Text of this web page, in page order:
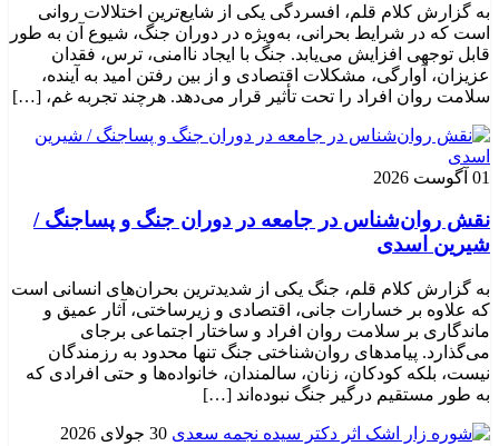
به گزارش کلام قلم، افسردگی یکی از شایع‌ترین اختلالات روانی
است که در شرایط بحرانی، به‌ویژه در دوران جنگ، شیوع آن به طور
قابل توجهی افزایش می‌یابد. جنگ با ایجاد ناامنی، ترس، فقدان
عزیزان، آوارگی، مشکلات اقتصادی و از بین رفتن امید به آینده،
سلامت روان افراد را تحت تأثیر قرار می‌دهد. هرچند تجربه غم، […]
01 آگوست 2026
نقش روان‌شناس در جامعه در دوران جنگ و پساجنگ /
شیرین اسدی
به گزارش کلام قلم، جنگ یکی از شدیدترین بحران‌های انسانی است
که علاوه بر خسارات جانی، اقتصادی و زیرساختی، آثار عمیق و
ماندگاری بر سلامت روان افراد و ساختار اجتماعی برجای
می‌گذارد. پیامدهای روان‌شناختی جنگ تنها محدود به رزمندگان
نیست، بلکه کودکان، زنان، سالمندان، خانواده‌ها و حتی افرادی که
به طور مستقیم درگیر جنگ نبوده‌اند […]
30 جولای 2026